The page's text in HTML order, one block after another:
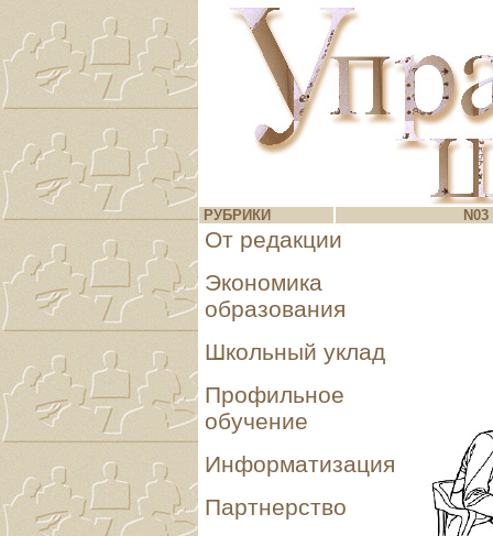
РУБРИКИ
От редакции
Экономика
образования
Школьный уклад
Профильное
обучение
Информатизация
Партнерство